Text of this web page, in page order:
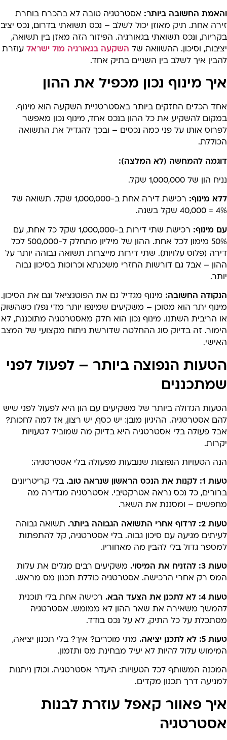
החשובה ביותר:אסטרטגיה טובה לא בהכרח בוחרת
אחת. תיק מאוזן יכול לשלב – נכס תשואתי בדרום, נכס יציב
ונכס תשואתי בגאורגיה. הפיזור הזה מאזן בין תשואה,
וסיכון. ההשוואה של השקעה בגאורגיה מול ישראלעוזרת
איך לשלב בין השניים בתיק אחד.
מינוף נכון מכפיל את ההון
הכלים החזקים ביותר באסטרטגיית השקעה הוא מינוף.
להשקיע את כל ההון בנכס אחד, מינוף נכון מאפשר
אותו על פני כמה נכסים – ובכך להגדיל את התשואה
להמחשה (לא המלצה):
הון של 1,000,000 שקל.
מינוף:
רכישת דירה אחת ב-1,000,000 שקל. תשואה של
שקל בשנה.
מינוף:
רכישת שתי דירות ב-1,000,000 שקל כל אחת, עם
50% מימון לכל אחת. ההון של מיליון מתחלק ל-500,000 לכל
(פלוס עלויות). שתי דירות מייצרות תשואה גבוהה יותר על
– אבל גם דורשות החזרי משכנתא וכרוכות בסיכון גבוה
החשובה:מינוף מגדיל גם את הפוטנציאל וגם את הסיכון.
יתר הוא מסוכן – משקיעים שמינפו יותר מדי נפלו כשהשוק
הריבית השתנו. מינוף נכון הוא חלק מאסטרטגיה מתוכננת, לא
זה בדיוק סוג ההחלטה שדורשת ניתוח מקצועי של המצב
הנפוצה ביותר – לפעול לפני
הגדולה ביותר של משקיעים עם הון היא לפעול לפני שיש
אסטרטגיה. ההיגיון מובן: יש כסף, יש רצון, אז למה לחכות?
פעולה בלי אסטרטגיה היא בדיוק מה שמוביל לטעויות
הטעויות הנפוצות שנובעות מפעולה בלי אסטרטגיה:
את הנכס הראשון שנראה טוב.
בלי קריטריונים
כל נכס נראה אטרקטיבי. אסטרטגיה מגדירה מה
– ומסננת את השאר.
אחרי התשואה הגבוהה ביותר.
תשואה גבוהה
מגיעה עם סיכון גבוה. בלי אסטרטגיה, קל להתפתות
גדול בלי להבין מה מאחוריו.
להזניח את המיסוי.
משקיעים רבים מגלים את עלות
רק אחרי הרכישה. אסטרטגיה כוללת תכנון מס מראש.
לא לתכנן את הצעד הבא.
רכישה אחת בלי תוכנית
משאירה את שאר ההון לא ממומש. אסטרטגיה
על כל התיק, לא על נכס בודד.
לא לתכנן יציאה.
מתי מוכרים? איך? בלי תכנון יציאה,
עלול להיות לא יעיל מבחינת מס ותזמון.
המשותף לכל הטעויות: היעדר אסטרטגיה. וכולן ניתנות
דרך תכנון מקדים.
פאוור קאפל עוזרת לבנות